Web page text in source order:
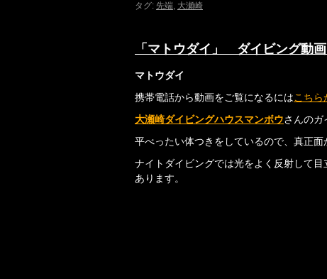
タグ: 先端, 大瀬崎
「マトウダイ」 ダイビング動
マトウダイ
携帯電話から動画をご覧になるにはこちら
大瀬崎ダイビングハウスマンボウさんのガ
平べったい体つきをしているので、真正面
ナイトダイビングでは光をよく反射して
あります。